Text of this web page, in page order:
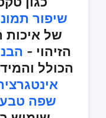
שיפור
של איכות
הזיהוי -
הכולל
שפה